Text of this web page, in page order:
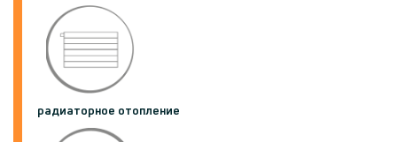
радиаторное отопление